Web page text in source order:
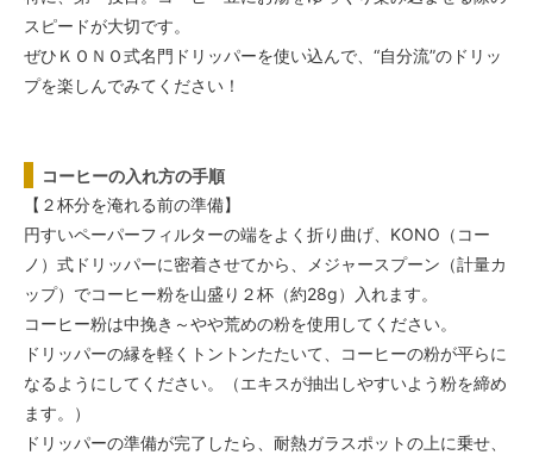
スピードが大切です。
ぜひＫＯＮＯ式名門ドリッパーを使い込んで、“自分流”のドリッ
プを楽しんでみてください！
コーヒーの入れ方の手順
【２杯分を淹れる前の準備】
円すいペーパーフィルターの端をよく折り曲げ、KONO（コー
ノ）式ドリッパーに密着させてから、メジャースプーン（計量カ
ップ）でコーヒー粉を山盛り２杯（約28g）入れます。
コーヒー粉は中挽き～やや荒めの粉を使用してください。
ドリッパーの縁を軽くトントンたたいて、コーヒーの粉が平らに
なるようにしてください。（エキスが抽出しやすいよう粉を締め
ます。）
ドリッパーの準備が完了したら、耐熱ガラスポットの上に乗せ、